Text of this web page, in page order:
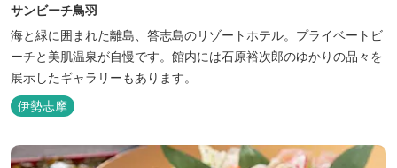
サンビーチ鳥羽
海と緑に囲まれた離島、答志島のリゾートホテル。プライベートビ
ーチと美肌温泉が自慢です。館内には石原裕次郎のゆかりの品々を
展示したギャラリーもあります。
伊勢志摩